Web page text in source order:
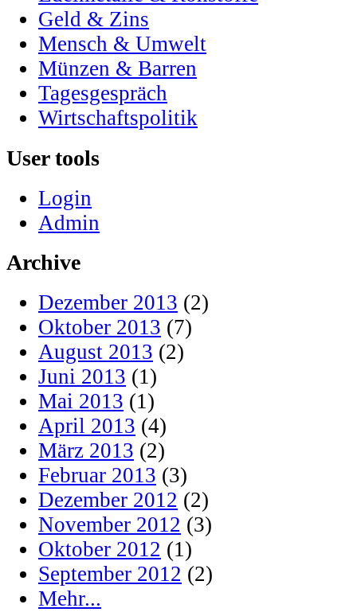
Geld & Zins
Mensch & Umwelt
Münzen & Barren
Tagesgespräch
Wirtschaftspolitik
User tools
Login
Admin
Archive
Dezember 2013 (2)
Oktober 2013 (7)
August 2013 (2)
Juni 2013 (1)
Mai 2013 (1)
April 2013 (4)
März 2013 (2)
Februar 2013 (3)
Dezember 2012 (2)
November 2012 (3)
Oktober 2012 (1)
September 2012 (2)
Mehr...